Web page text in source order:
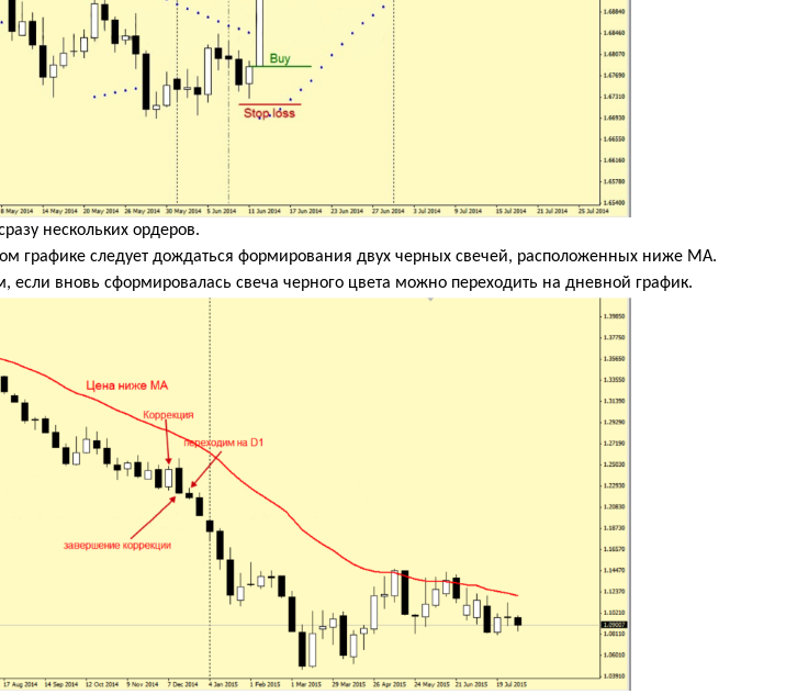
нескольких ордеров.
графике следует дождаться формирования двух черных свечей, расположенных ниже МА.
если вновь сформировалась свеча черного цвета можно переходить на дневной график.